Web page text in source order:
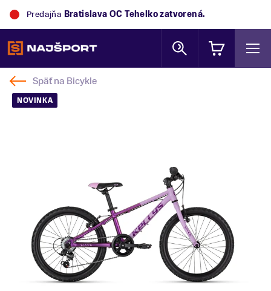
Predajňa Bratislava OC Tehelkozatvorená.
Späť na Bicykle
NOVINKA